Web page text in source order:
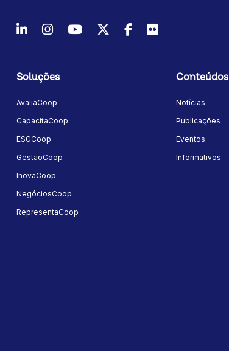
LinkedInInstagram
YoutubeTwitter/X
Facebook
Flickr
Soluções
AvaliaCoop
CapacitaCoop
ESGCoop
GestãoCoop
InovaCoop
NegóciosCoop
RepresentaCoop
Conteúdos
Notícias
Publicações
Eventos
Informativos